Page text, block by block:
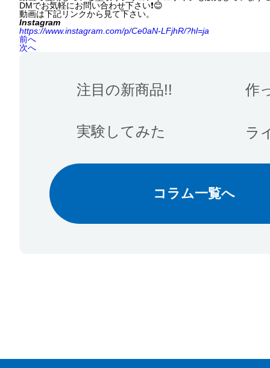
注目の新商品!! 作
実験してみた ラ
コラム一覧へ
DMでお気軽にお問い合わせ下さい❗️😊
動画は下記リンクから見て下さい。
Instagram
https://www.instagram.com/p/Ce0aN-LFjhR/?hl=ja
前へ
次へ